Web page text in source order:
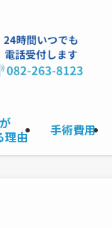
理由
手術費用